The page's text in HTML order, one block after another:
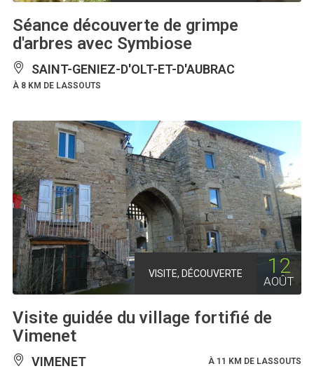
Séance découverte de grimpe
d'arbres avec Symbiose
SAINT-GENIEZ-D'OLT-ET-D'AUBRAC
À 8 KM DE LASSOUTS
VISITE, DÉCOUVERTE 12
AOÛT
Visite guidée du village fortifié de
Vimenet
VIMENET À 11 KM DE LASSOUTS